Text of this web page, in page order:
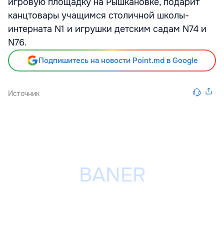
канцтовары учащимся столичной школы-
интерната N1 и игрушки детским садам N74 и
N76.
Подпишитесь на новости Point.md в Google
Источник